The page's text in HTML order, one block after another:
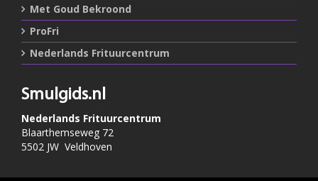
Met Goud Bekroond
ProFri
Nederlands Frituurcentrum
Smulgids.nl
Nederlands Frituurcentrum
Blaarthemseweg 72
5502 JW Veldhoven